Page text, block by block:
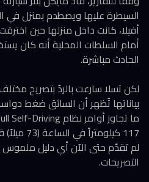
السيطرة عليها ويصطدم بمنزل في
أفيلا، كانت داخل منزلها حين
الحادث مباشرة.
لكن تسلا سارعت بالردّ بتصريح
بياناتها تُظهر أن السائق ضغط
117
لم تقدّم حتى الآن أي دليل
التصريحات.